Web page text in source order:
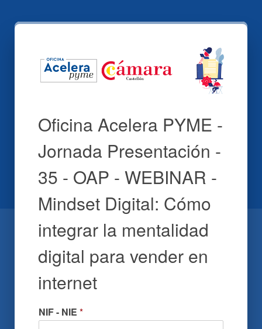
Oficina Acelera PYME -
Jornada Presentación -
35 - OAP - WEBINAR -
Mindset Digital: Cómo
integrar la mentalidad
digital para vender en
internet
NIF - NIE *